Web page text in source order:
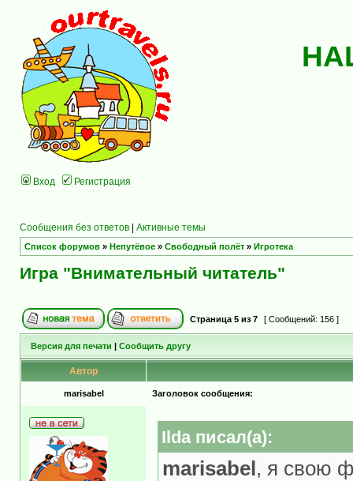
Вход Регистрация
Сообщения без ответов | Активные темы
Список форумов » Непутёвое » Свободный полёт » Игротека
Игра "Внимательный читатель"
Страница 5 из 7 [ Сообщений: 156 ]
Версия для печати | Сообщить другу
Автор
marisabel Заголовок сообщения:
Ilda писал(а):
marisabel , я свою